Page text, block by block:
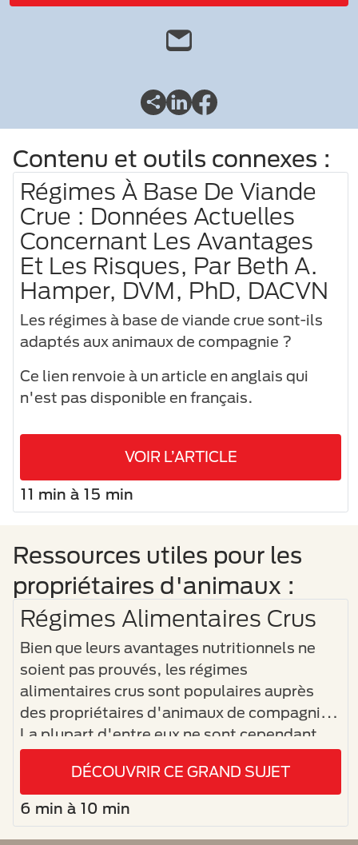
Contenu et outils connexes :
Régimes À Base De Viande
Crue : Données Actuelles
Concernant Les Avantages
Et Les Risques, Par Beth A.
Hamper, DVM, PhD, DACVN
Les régimes à base de viande crue sont-ils
adaptés aux animaux de compagnie ?
Ce lien renvoie à un article en anglais qui
n'est pas disponible en français.
VOIR L’ARTICLE
11 min à 15 min
Ressources utiles pour les
propriétaires d'animaux :
Régimes Alimentaires Crus
Bien que leurs avantages nutritionnels ne
soient pas prouvés, les régimes
alimentaires crus sont populaires auprès
des propriétaires d'animaux de compagnie.
La plupart d'entre eux ne sont cependant
pas conscients des risques que les aliments
crus peuvent poser pour la santé des
animaux de compagnie et des humains.
DÉCOUVRIR CE GRAND SUJET
6 min à 10 min